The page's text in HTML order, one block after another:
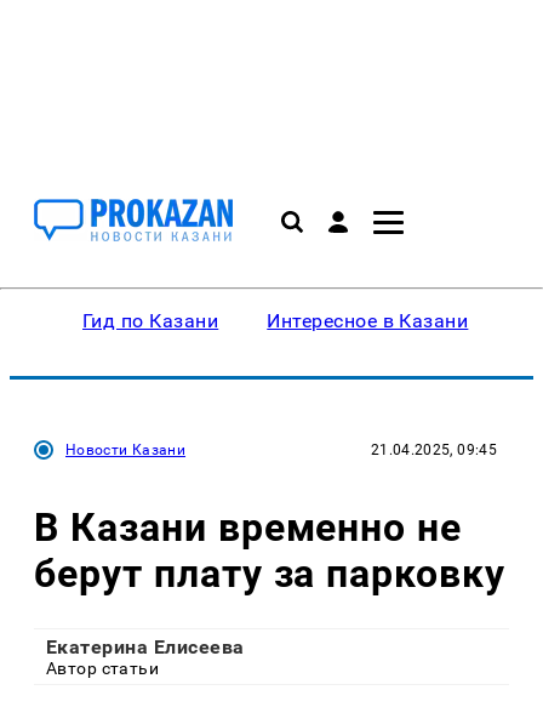
Гид по Казани Интересное в Казани
Новости Казани 21.04.2025, 09:45
В Казани временно не
берут плату за парковку
Екатерина Елисеева
Автор статьи